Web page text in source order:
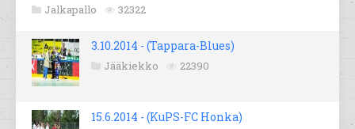
Jalkapallo 32322
3.10.2014 - (Tappara-Blues)
Jääkiekko 22390
15.6.2014 - (KuPS-FC Honka)